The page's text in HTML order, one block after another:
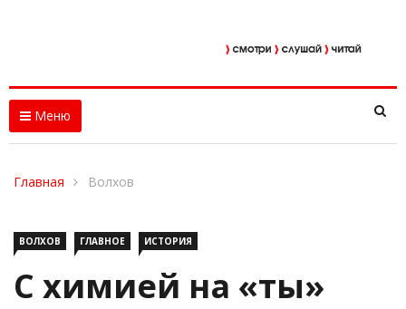
Меню
Главная Волхов
ВОЛХОВ ГЛАВНОЕ ИСТОРИЯ
С химией на «ты»